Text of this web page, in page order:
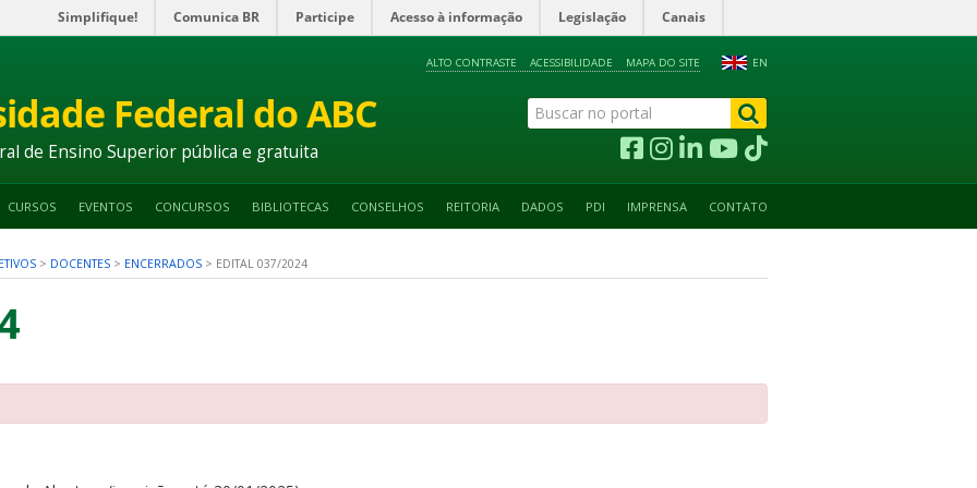
Simplifique! Comunica BR Participe Acesso à informação Legislação Canais
EN
ALTO CONTRASTE ACESSIBILIDADE MAPA DO SITE
Federal do ABC
de Ensino Superior pública e gratuita
CURSOS EVENTOS CONCURSOS BIBLIOTECAS CONSELHOS REITORIA DADOS PDI IMPRENSA CONTATO
> DOCENTES > ENCERRADOS > EDITAL 037/2024